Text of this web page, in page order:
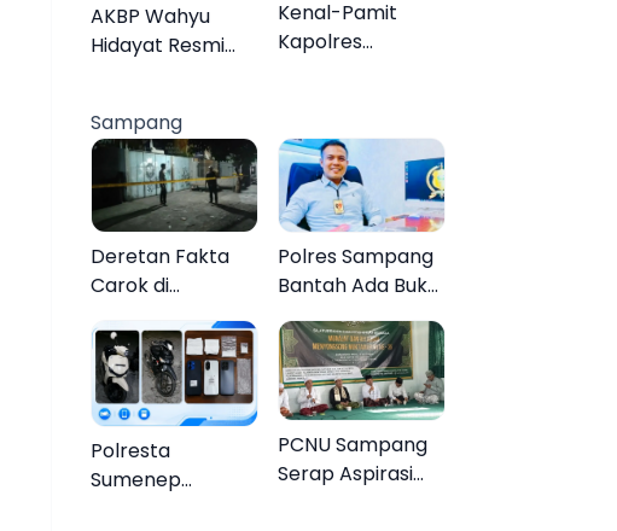
Organisasi
AKBP Wahyu
Hidayat Resmi
Disambut Tradisi
Gerbang Pora
Kenal-Pamit
Kapolres
Cenderamata
untuk AKBP
Hendra
Sampang
Deretan Fakta
Carok di
60 Tahun Duel
Melawan 2 Pria
Polres Sampang
Bantah Ada Bukti
Kasus Rudapaksa
Anak 27
Tersangka
Polresta
Sumenep
PCNU Sampang
Serap Aspirasi